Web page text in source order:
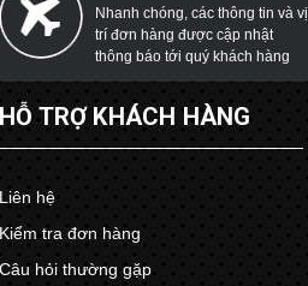
Nhanh chóng, các thông tin và vị
trí đơn hàng được cập nhật
thông báo tới quý khách hàng
HỖ TRỢ KHÁCH HÀNG
Liên hệ
Kiểm tra đơn hàng
Câu hỏi thường gặp